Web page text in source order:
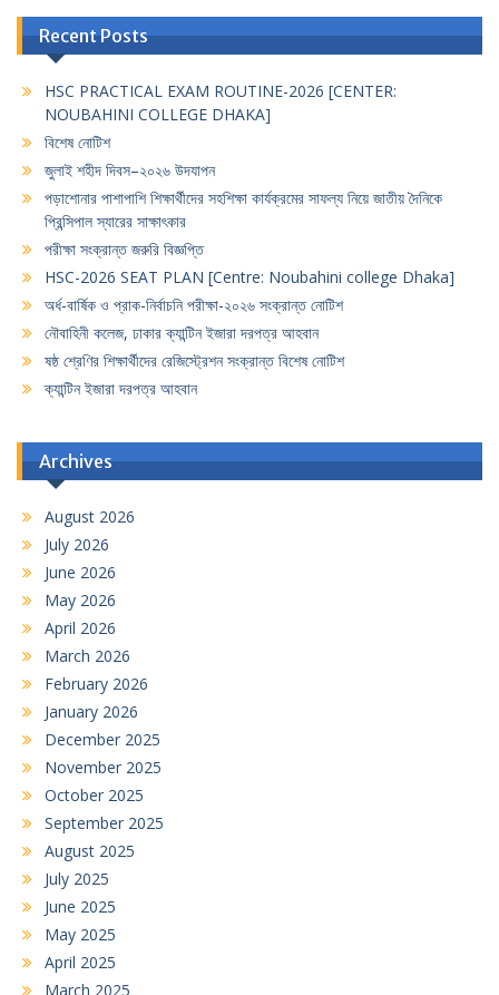
Recent Posts
HSC PRACTICAL EXAM ROUTINE-2026 [CENTER:
NOUBAHINI COLLEGE DHAKA]
বিশেষ নোটিশ
জুলাই শহীদ দিবস–২০২৬ উদযাপন
পড়াশোনার পাশাপাশি শিক্ষার্থীদের সহশিক্ষা কার্যক্রমের সাফল্য নিয়ে জাতীয় দৈনিকে
প্রিন্সিপাল স্যারের সাক্ষাৎকার
পরীক্ষা সংক্রান্ত জরুরি বিজ্ঞপ্তি
HSC-2026 SEAT PLAN [Centre: Noubahini college Dhaka]
অর্ধ-বার্ষিক ও প্রাক-নির্বাচনি পরীক্ষা-২০২৬ সংক্রান্ত নোটিশ
নৌবাহিনী কলেজ, ঢাকার ক্যান্টিন ইজারা দরপত্র আহবান
ষষ্ঠ শ্রেণির শিক্ষার্থীদের রেজিস্ট্রেশন সংক্রান্ত বিশেষ নোটিশ
ক্যান্টিন ইজারা দরপত্র আহবান
Archives
August 2026
July 2026
June 2026
May 2026
April 2026
March 2026
February 2026
January 2026
December 2025
November 2025
October 2025
September 2025
August 2025
July 2025
June 2025
May 2025
April 2025
March 2025